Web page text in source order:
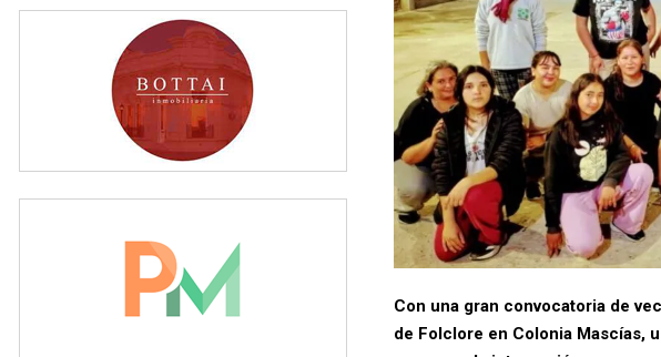
Con una gran convocatoria de
de Folclore en Colonia Mascías,